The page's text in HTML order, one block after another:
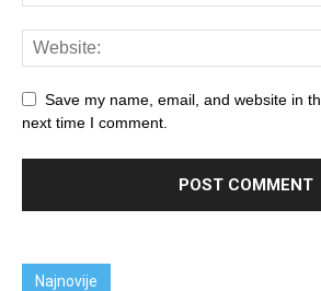
Save my name, email, and website in
next time I comment.
Najnovije